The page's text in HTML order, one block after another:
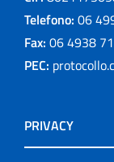
Telefono: 06
Fax: 06 4938
PEC:
PRIVACY